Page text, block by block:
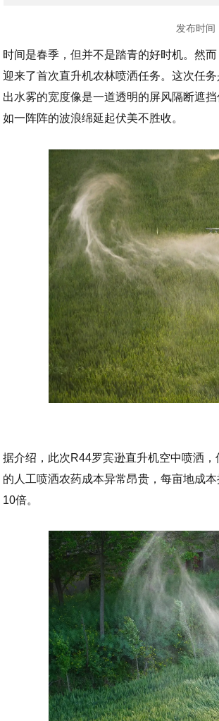
发布时间
时间是春季，但并不是踏青的好时机。然
迎来了首次直升机农林喷洒任务。这次任
出水雾的宽度像是一道透明的屏风隔断遮
如一阵阵的波浪绵延起伏美不胜收。
据介绍，此次R44罗宾逊直升机空中喷洒
的人工喷洒农药成本异常昂贵，每亩地成
10倍。